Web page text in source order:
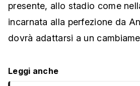
presente, allo stadio come
incarnata alla perfezione da
dovrà adattarsi a un
Leggi anche